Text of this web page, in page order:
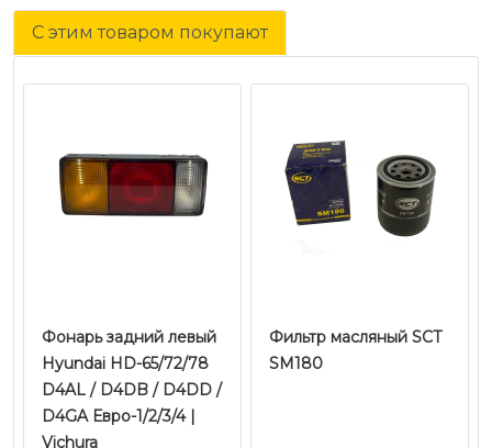
С этим товаром покупают
Фонарь задний левый
Hyundai HD-65/72/78
D4AL / D4DB / D4DD /
D4GA Евро-1/2/3/4 |
Vichura
Фильтр масляный SCT
SM180